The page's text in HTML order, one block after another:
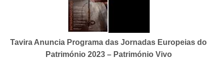
Tavira Anuncia Programa das Jornadas Europeias do
Património 2023 – Património Vivo